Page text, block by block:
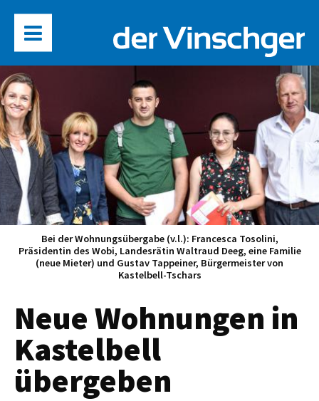
Bei der Wohnungsübergabe (v.l.): Francesca Tosolini,
Präsidentin des Wobi, Landesrätin Waltraud Deeg, eine Familie
(neue Mieter) und Gustav Tappeiner, Bürgermeister von
Kastelbell-Tschars
Neue Wohnungen in
Kastelbell
übergeben